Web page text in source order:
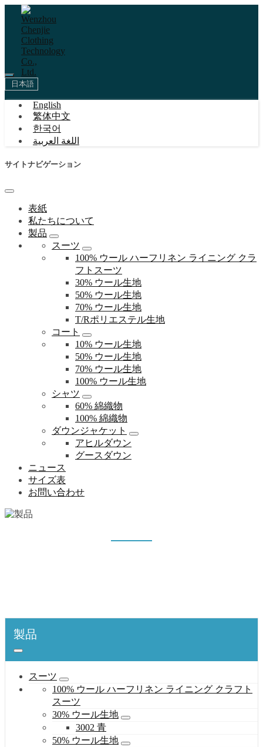
日本語
English
繁体中文
한국어
اللغة العربية
サイトナビゲーション
表紙
私たちについて
製品
スーツ
100% ウール ハーフリネン ライニング クラ
フトスーツ
30% ウール生地
50% ウール生地
70% ウール生地
T/Rポリエステル生地
コート
10% ウール生地
50% ウール生地
70% ウール生地
100% ウール生地
シャツ
60% 綿織物
100% 綿織物
ダウンジャケット
アヒルダウン
グースダウン
ニュース
サイズ表
お問い合わせ
製品
スーツ
100% ウール ハーフリネン ライニング クラフト
スーツ
30% ウール生地
3002 青
50% ウール生地